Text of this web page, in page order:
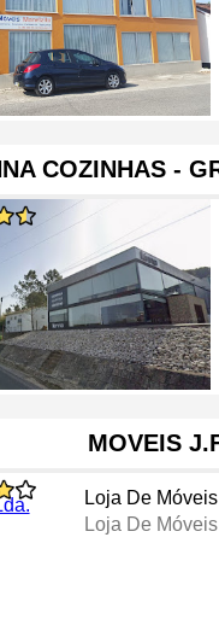
COZINHAS -
MOVEIS
Loja De Móveis
Loja De Móveis